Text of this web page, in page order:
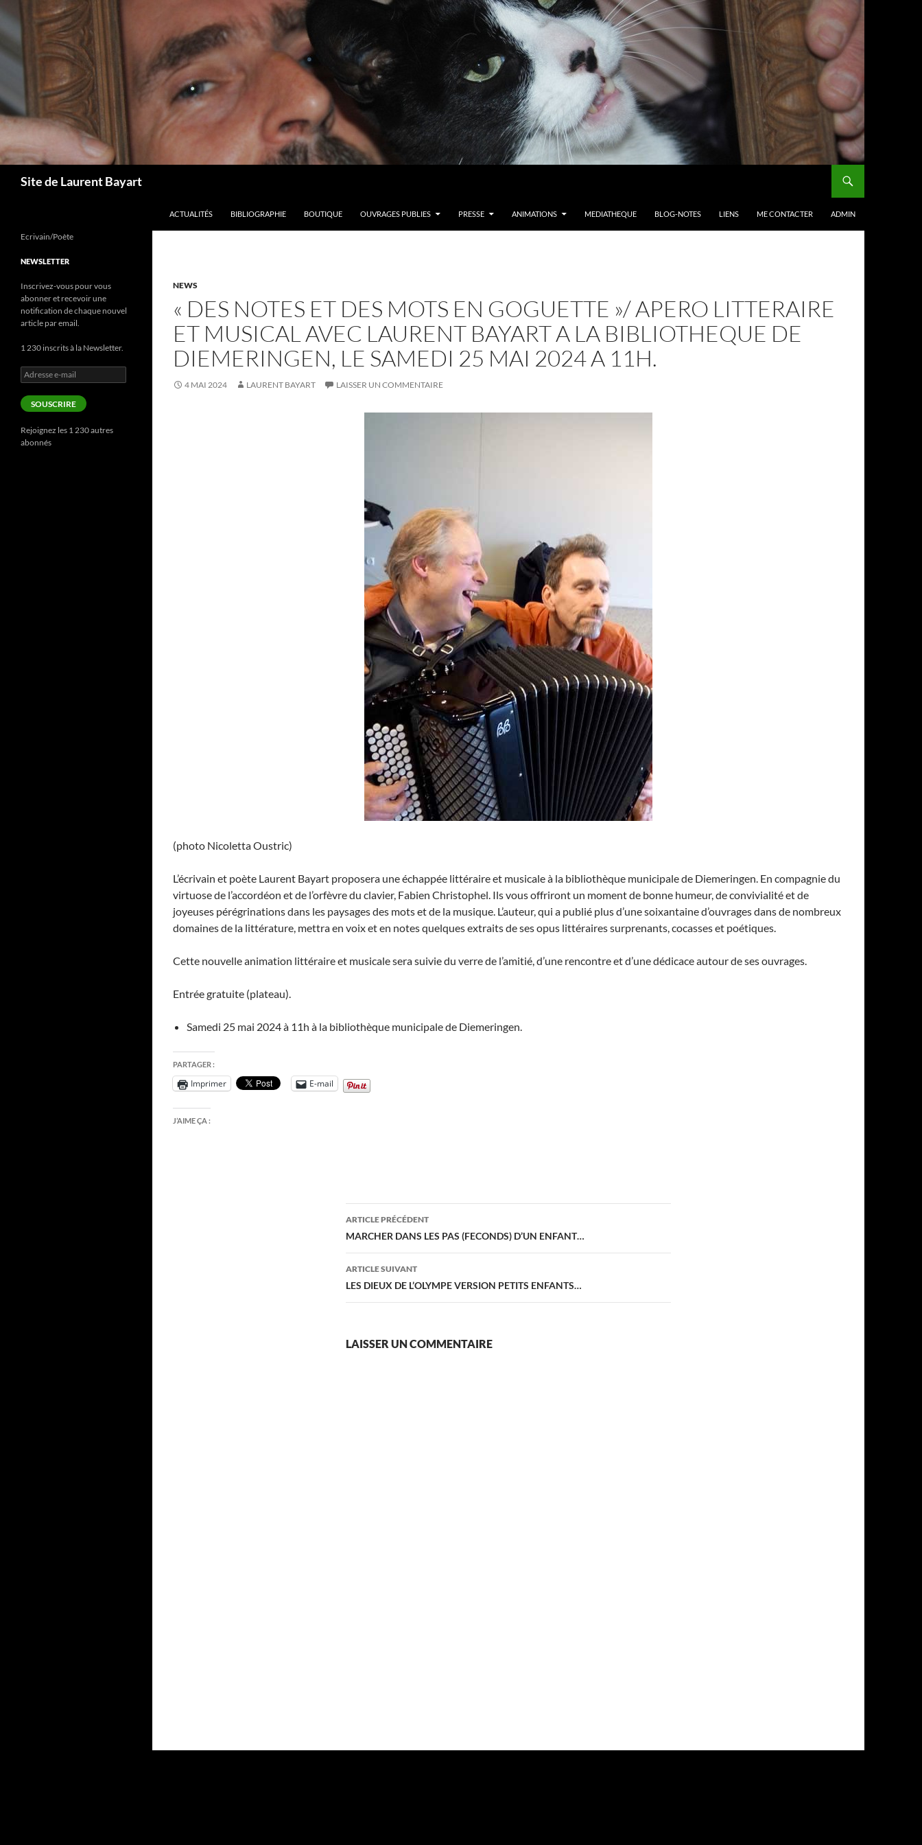
contenu
Site de Laurent Bayart
ACTUALITÉS BIBLIOGRAPHIE BOUTIQUE OUVRAGES PUBLIES PRESSE ANIMATIONS MEDIATHEQUE BLOG-NOTES LIENS ME CONTACTER ADMIN
NEWS
« DES NOTES ET DES MOTS EN GOGUETTE »/ APERO LITTERAIRE
ET MUSICAL AVEC LAURENT BAYART A LA BIBLIOTHEQUE DE
DIEMERINGEN, LE SAMEDI 25 MAI 2024 A 11H.
4 MAI 2024 LAURENT BAYART LAISSER UN COMMENTAIRE
(photo Nicoletta Oustric)
L’écrivain et poète Laurent Bayart proposera une échappée littéraire et musicale à la bibliothèque municipale de Diemeringen. En compagnie du
virtuose de l’accordéon et de l’orfèvre du clavier, Fabien Christophel. Ils vous offriront un moment de bonne humeur, de convivialité et de
joyeuses pérégrinations dans les paysages des mots et de la musique. L’auteur, qui a publié plus d’une soixantaine d’ouvrages dans de nombreux
domaines de la littérature, mettra en voix et en notes quelques extraits de ses opus littéraires surprenants, cocasses et poétiques.
Cette nouvelle animation littéraire et musicale sera suivie du verre de l’amitié, d’une rencontre et d’une dédicace autour de ses ouvrages.
Entrée gratuite (plateau).
Samedi 25 mai 2024 à 11h à la bibliothèque municipale de Diemeringen.
PARTAGER :
Imprimer E-mail
J’AIME ÇA :
Navigation
des
articles
ARTICLE PRÉCÉDENT
MARCHER DANS LES PAS (FECONDS) D’UN ENFANT…
ARTICLE SUIVANT
LES DIEUX DE L’OLYMPE VERSION PETITS ENFANTS…
LAISSER UN COMMENTAIRE
Ecrivain/Poète
NEWSLETTER
Inscrivez-vous pour vous
abonner et recevoir une
notification de chaque nouvel
article par email.
1 230 inscrits à la Newsletter.
Adresse
e-
mail
SOUSCRIRE
Rejoignez les 1 230 autres
abonnés